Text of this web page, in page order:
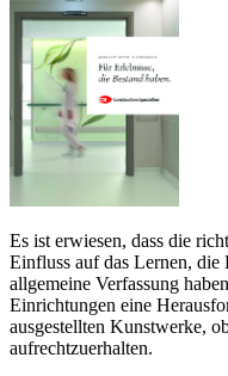
Es ist erwiesen, dass die
Einfluss auf das Lernen,
allgemeine Verfassung
Einrichtungen eine
ausgestellten Kunstwerke,
aufrechtzuerhalten.